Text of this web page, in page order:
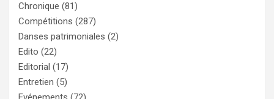
Chronique (81)
Compétitions (287)
Danses patrimoniales (2)
Edito (22)
Editorial (17)
Entretien (5)